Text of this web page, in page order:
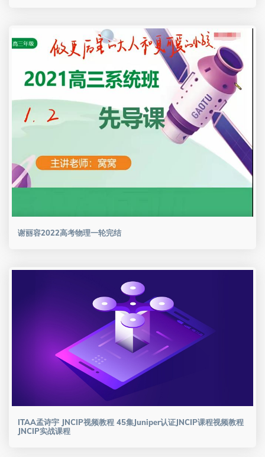
谢丽容2022高考物理一轮完结
ITAA孟诗宇 JNCIP视频教程 45集Juniper认证JNCIP课程视频教程
JNCIP实战课程